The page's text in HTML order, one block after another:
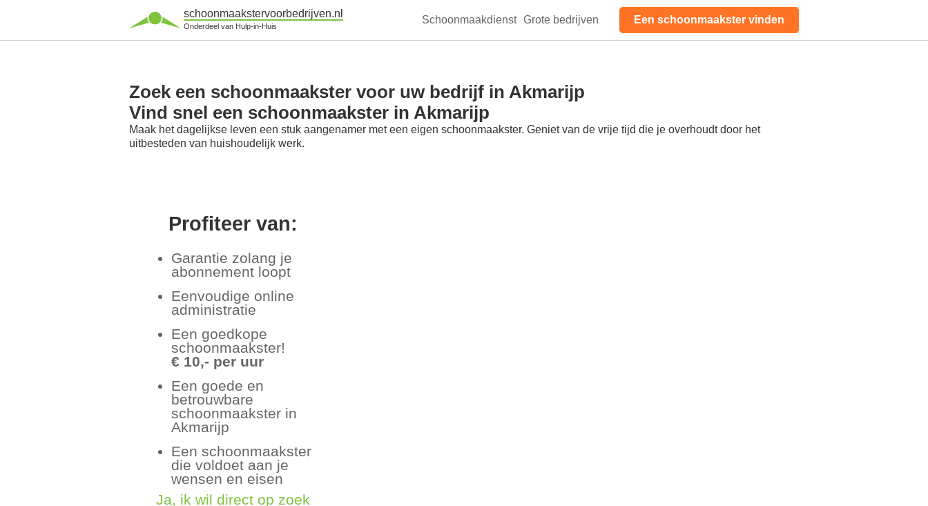
schoonmaakstervoorbedrijven.nl
Onderdeel van Hulp-in-Huis
Schoonmaakdienst Grote bedrijven Een schoonmaakster vinden
Zoek een schoonmaakster voor uw bedrijf in Akmarijp
Vind snel een schoonmaakster in Akmarijp
Maak het dagelijkse leven een stuk aangenamer met een eigen schoonmaakster. Geniet van de vrije tijd die je overhoudt door het
uitbesteden van huishoudelijk werk.
Profiteer van:
Garantie zolang je
abonnement loopt
Eenvoudige online
administratie
Een goedkope
schoonmaakster!
€ 10,- per uur
Een goede en
betrouwbare
schoonmaakster in
Akmarijp
Een schoonmaakster
die voldoet aan je
wensen en eisen
Ja, ik wil direct op zoek